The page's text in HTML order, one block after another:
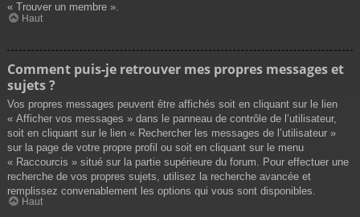
« Trouver un membre ».
Haut
Comment puis-je retrouver mes propres messages et
sujets ?
Vos propres messages peuvent être affichés soit en cliquant sur le lien
« Afficher vos messages » dans le panneau de contrôle de l’utilisateur,
soit en cliquant sur le lien « Rechercher les messages de l’utilisateur »
sur la page de votre propre profil ou soit en cliquant sur le menu
« Raccourcis » situé sur la partie supérieure du forum. Pour effectuer une
recherche de vos propres sujets, utilisez la recherche avancée et
remplissez convenablement les options qui vous sont disponibles.
Haut